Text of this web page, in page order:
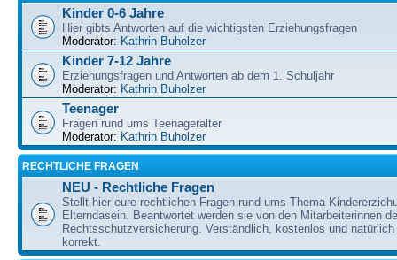
Kinder 0-6 Jahre
Hier gibts Antworten auf die wichtigsten Erziehungsfragen
Moderator: Kathrin Buholzer
Kinder 7-12 Jahre
Erziehungsfragen und Antworten ab dem 1. Schuljahr
Moderator: Kathrin Buholzer
Teenager
Fragen rund ums Teenageralter
Moderator: Kathrin Buholzer
RECHTLICHE FRAGEN
NEU - Rechtliche Fragen
Stellt hier eure rechtlichen Fragen rund ums Thema
Elterndasein. Beantwortet werden sie von den Mitarbeiterinnen
Rechtsschutzversicherung. Verständlich, kostenlos und
korrekt.